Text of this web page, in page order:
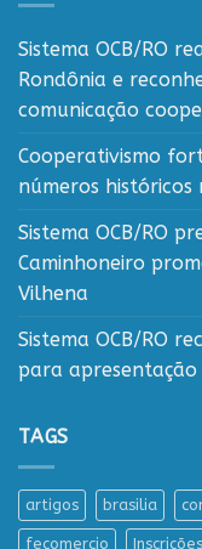
Sistema OCB/RO
Rondônia e
comunicação
Cooperativismo
números
Sistema OCB/RO
Caminhoneiro
Vilhena
Sistema OCB/RO
para
TAGS
artigos brasilia
fecomercio Inscrições